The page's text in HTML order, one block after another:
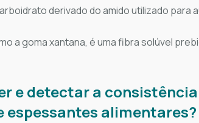
derivado do amido utilizado para
a goma xantana, é uma fibra solúvel
e detectar a
espessantes alimentares?